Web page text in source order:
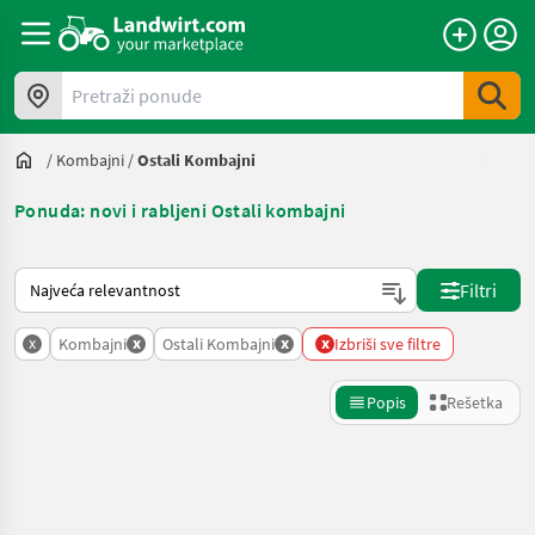
Pretraži ponude
/ Kombajni /Ostali Kombajni
Ponuda: novi i rabljeni Ostali kombajni
Tako se sortira na Landwirt.com
Filtri
x Kombajni x Ostali Kombajni x x Izbriši sve filtre
Popis Rešetka